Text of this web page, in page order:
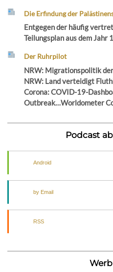
Die Erfindung der
Entgegen der häufig
Teilungsplan aus dem Jahr
Der Ruhrpilot
NRW: Migrationspolitik der
NRW: Land verteidigt
Corona: COVID-19-
Outbreak…Worldometer
Podcast
Android
by Email
RSS